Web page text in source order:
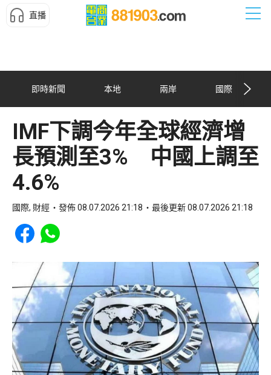
直播
即時新聞 本地 兩岸 國際
IMF下調今年全球經濟增
長預測至3% 中國上調至
4.6%
國際, 財經 發佈 08.07.2026 21:18 最後更新 08.07.2026 21:18
Share to Facebook
Share to WhatsApp